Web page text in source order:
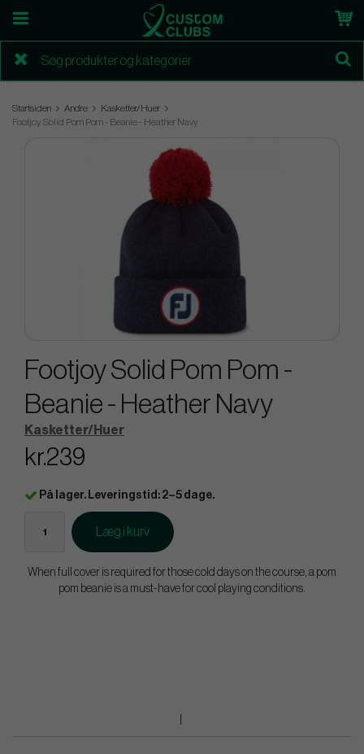
Startsiden Andre
Kasketter/Huer
Footjoy Solid Pom Pom - Beanie - Heather Navy
Footjoy Solid Pom Pom -
Beanie - Heather Navy
Kasketter/Huer
kr.239
På lager. Leveringstid: 2–5 dage.
Læg i kurv
When full cover is required for those cold days on the course, a pom
pom beanie is a must-have for cool playing conditions.